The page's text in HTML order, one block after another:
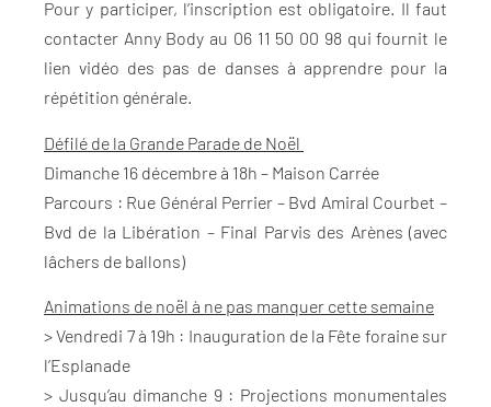
Pour y participer, l’inscription est obligatoire. Il faut
contacter Anny Body au 06 11 50 00 98 qui fournit le
lien vidéo des pas de danses à apprendre pour la
répétition générale.
Défilé de la Grande Parade de Noël
Dimanche 16 décembre à 18h – Maison Carrée
Parcours : Rue Général Perrier – Bvd Amiral Courbet –
Bvd de la Libération – Final Parvis des Arènes (avec
lâchers de ballons)
Animations de noël à ne pas manquer cette semaine
> Vendredi 7 à 19h : Inauguration de la Fête foraine sur
l’Esplanade
> Jusqu’au dimanche 9 : Projections monumentales